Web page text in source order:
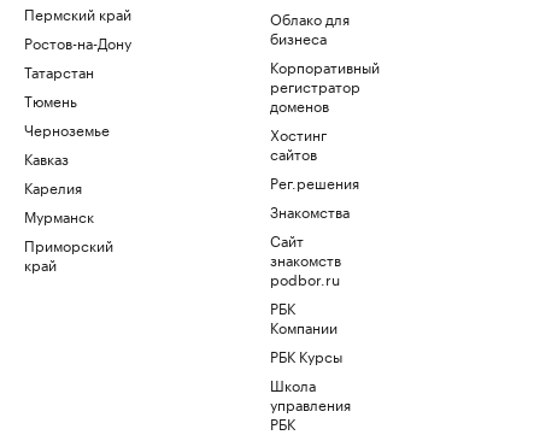
Пермский край
Ростов-на-Дону
Татарстан
Тюмень
Черноземье
Кавказ
Карелия
Мурманск
Приморский
край
Облако для
бизнеса
Корпоративный
регистратор
доменов
Хостинг
сайтов
Рег.решения
Знакомства
Сайт
знакомств
podbor.ru
РБК
Компании
РБК Курсы
Школа
управления
РБК